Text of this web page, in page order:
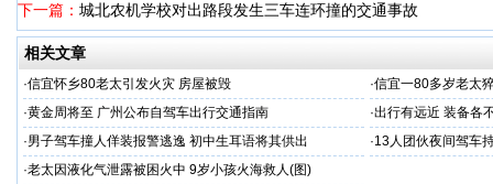
下一篇： 城北农机学校对出路段发生三车连环撞的交通事故
相关文章
·信宜怀乡80老太引发火灾 房屋被毁 ·信宜一80多岁老太
·黄金周将至 广州公布自驾车出行交通指南 ·出行有远近 装备
·男子驾车撞人佯装报警逃逸 初中生耳语将其供出 ·13人团伙夜间驾车
·老太因液化气泄露被困火中 9岁小孩火海救人(图)